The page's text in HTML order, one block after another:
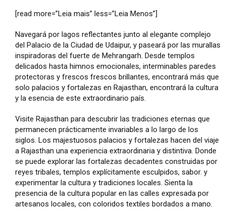
[read more=”Leia mais” less=”Leia Menos”]
Navegará por lagos reflectantes junto al elegante complejo
del Palacio de la Ciudad de Udaipur, y paseará por las murallas
inspiradoras del fuerte de Mehrangarh. Desde templos
delicados hasta himnos emocionales, interminables paredes
protectoras y frescos frescos brillantes, encontrará más que
solo palacios y fortalezas en Rajasthan, encontrará la cultura
y la esencia de este extraordinario país.
Visite Rajasthan para descubrir las tradiciones eternas que
permanecen prácticamente invariables a lo largo de los
siglos. Los majestuosos palacios y fortalezas hacen del viaje
a Rajasthan una experiencia extraordinaria y distintiva. Donde
se puede explorar las fortalezas decadentes construidas por
reyes tribales, templos explícitamente esculpidos, sabor. y
experimentar la cultura y tradiciones locales. Sienta la
presencia de la cultura popular en las calles expresada por
artesanos locales, con coloridos textiles bordados a mano.